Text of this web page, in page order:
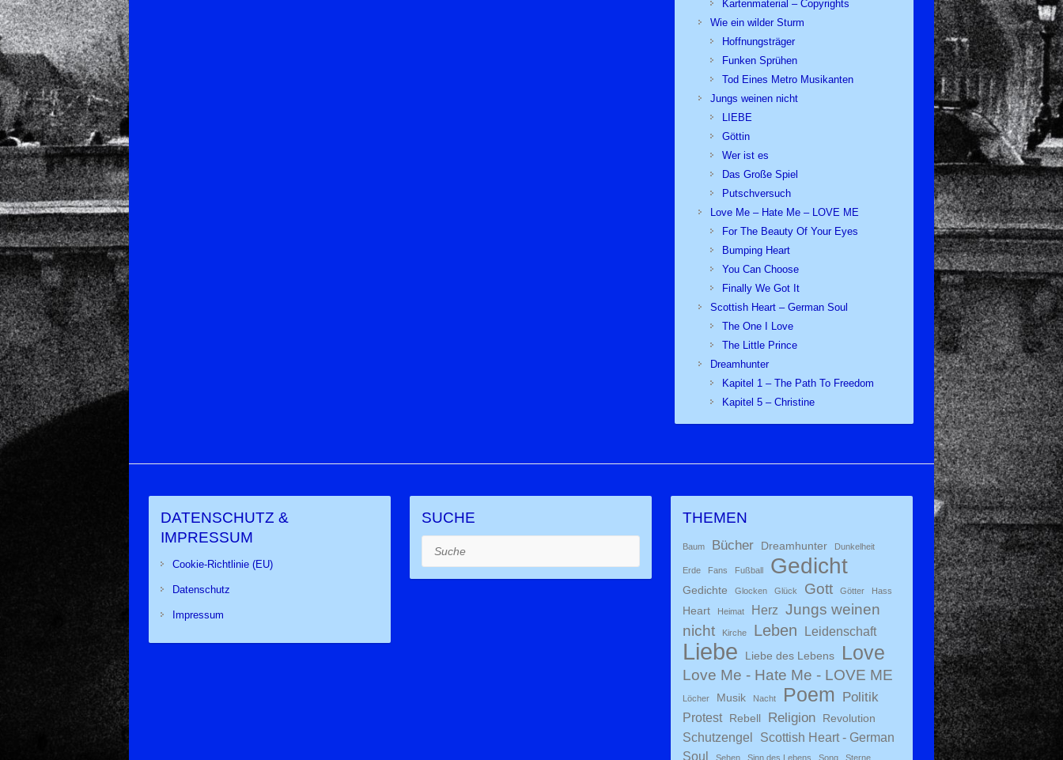
Kartenmaterial – Copyrights
Wie ein wilder Sturm
Hoffnungsträger
Funken Sprühen
Tod Eines Metro Musikanten
Jungs weinen nicht
LIEBE
Göttin
Wer ist es
Das Große Spiel
Putschversuch
Love Me – Hate Me – LOVE ME
For The Beauty Of Your Eyes
Bumping Heart
You Can Choose
Finally We Got It
Scottish Heart – German Soul
The One I Love
The Little Prince
Dreamhunter
Kapitel 1 – The Path To Freedom
Kapitel 5 – Christine
DATENSCHUTZ &
IMPRESSUM
Cookie-Richtlinie (EU)
Datenschutz
Impressum
SUCHE
Suche
THEMEN
Baum Bücher Dreamhunter Dunkelheit
Erde Fans Fußball Gedicht
Gedichte Glocken Glück Gott Götter Hass
Heart Heimat Herz Jungs weinen
nicht
Kirche Leben Leidenschaft
Liebe Liebe des Lebens Love
Love Me - Hate Me - LOVE ME
Löcher Musik Nacht Poem Politik
Protest Rebell Religion Revolution
Schutzengel
Scottish Heart - German
Soul
Sehen Sinn des Lebens Song Sterne